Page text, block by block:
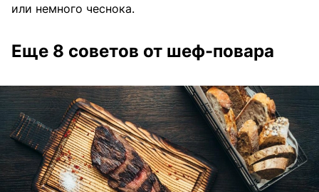
или немного чеснока.
Еще 8 советов от шеф-повара